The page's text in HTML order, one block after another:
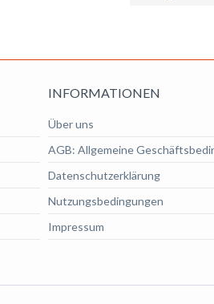
INFORMATIONEN
Über uns
AGB: Allgemeine
Datenschutzerklärung
Nutzungsbedingungen
Impressum